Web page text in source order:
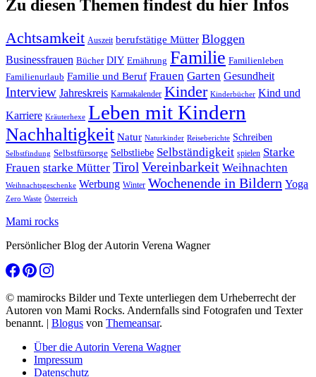
Zu diesen Themen findest du hier Infos
Achtsamkeit Auszeit berufstätige Mütter Bloggen
Businessfrauen Bücher DIY Ernährung Familie Familienleben
Familienurlaub Familie und Beruf Frauen Garten Gesundheit
Interview Jahreskreis Karmakalender Kinder Kinderbücher Kind und
Karriere Kräuterhexe Leben mit Kindern
Nachhaltigkeit Natur Naturkinder Reiseberichte Schreiben
Selbstfindung Selbstfürsorge Selbstliebe Selbständigkeit spielen Starke
Frauen starke Mütter Tirol Vereinbarkeit Weihnachten
Weihnachtsgeschenke Werbung Winter Wochenende in Bildern Yoga
Zero Waste Österreich
Mami rocks
Persönlicher Blog der Autorin Verena Wagner
© mamirocks Bilder und Texte unterliegen dem Urheberrecht der
Autoren von Mami Rocks. Andernfalls sind Fotografen und Texter
benannt. | Blogus von Themeansar.
Über die Autorin Verena Wagner
Impressum
Datenschutz